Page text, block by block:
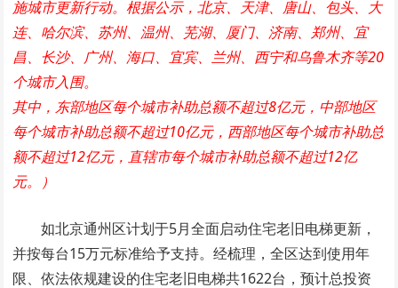
施城市更新行动。根据公示，北京、天津、唐山、包头、大
连、哈尔滨、苏州、温州、芜湖、厦门、济南、郑州、宜
昌、长沙、广州、海口、宜宾、兰州、西宁和乌鲁木齐等20
个城市入围。
其中，东部地区每个城市补助总额不超过8亿元，中部地区
每个城市补助总额不超过10亿元，西部地区每个城市补助总
额不超过12亿元，直辖市每个城市补助总额不超过12亿
元。）
如北京通州区计划于5月全面启动住宅老旧电梯更新，
并按每台15万元标准给予支持。经梳理，全区达到使用年
限、依法依规建设的住宅老旧电梯共1622台，预计总投资